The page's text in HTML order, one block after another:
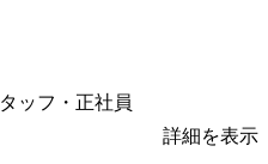
ッフ・正社員
詳細を表示